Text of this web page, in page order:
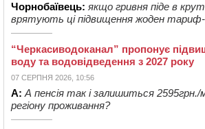
Чорнобаївець: якщо гривня піде в
врятують ці підвищення жоден тариф-
“Черкасиводоканал” пропонує
воду та водовідведення з 2027 року
07 СЕРПНЯ 2026, 10:56
А: А пенсія так і залишиться 2595грн./
регіону проживання?